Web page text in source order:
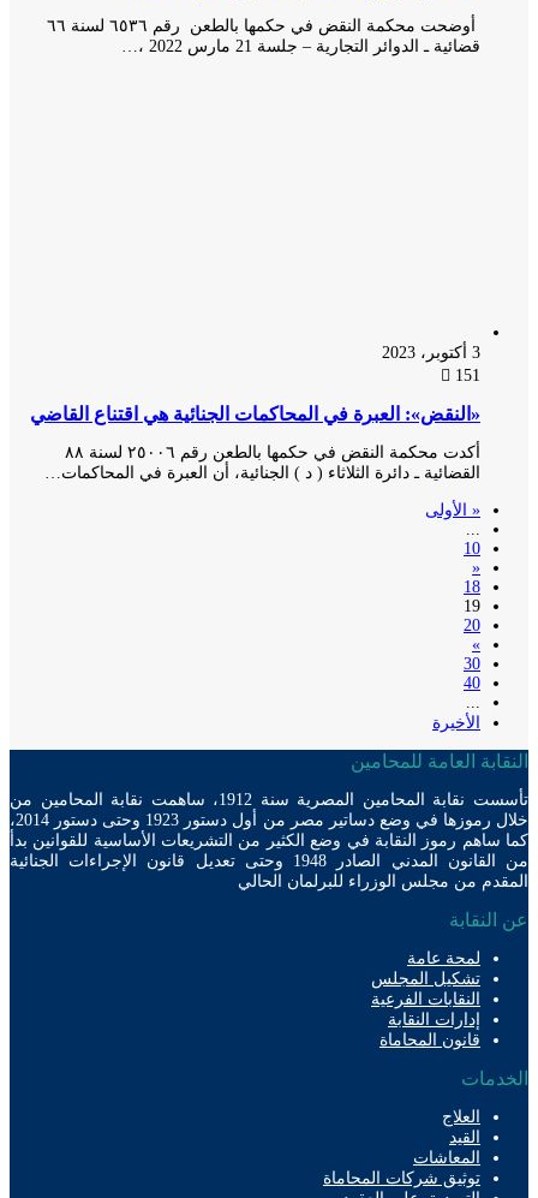
أوضحت محكمة النقض في حكمها بالطعن رقم ٦٥٣٦ لسنة ٦٦
قضائية ـ الدوائر التجارية – جلسة 21 مارس 2022 ،…
«النقض»: العبرة في المحاكمات الجنائية هي اقتناع القاضي
أكدت محكمة النقض في حكمها بالطعن رقم ٢٥٠٠٦ لسنة ٨٨
القضائية ـ دائرة الثلاثاء ( د ) الجنائية، أن العبرة في المحاكمات…
« الأولى
الأخيرة
العامة للمحامين
تأسست نقابة المحامين المصرية سنة 1912، ساهمت نقابة المحامين من
خلال رموزها في وضع دساتير مصر من أول دستور 1923 وحتى دستور 2014،
رموز النقابة في وضع الكثير من التشريعات الأساسية للقوانين بدأ
من القانون المدني الصادر 1948 وحتى تعديل قانون الإجراءات الجنائية
من مجلس الوزراء للبرلمان الحالي
لمحة عامة
تشكيل المجلس
النقابات الفرعية
إدارات النقابة
قانون المحاماة
العلاج
القيد
المعاشات
توثيق شركات المحاماة